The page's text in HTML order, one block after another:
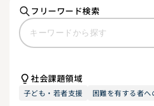
フリーワード検索
社会課題領域
子ども・若者支援 困難を有する者へ